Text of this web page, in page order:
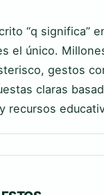
“q significa”
el único.
gestos
claras
recursos